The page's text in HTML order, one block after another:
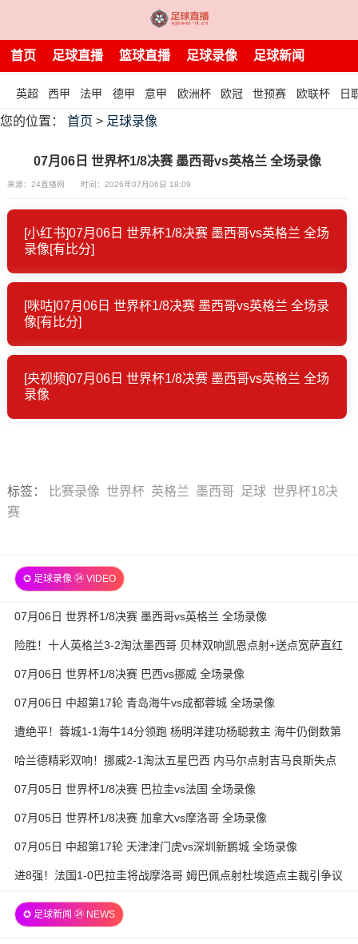
首页 足球直播 篮球直播 足球录像 足球新闻
英超 西甲 法甲 德甲 意甲 欧洲杯 欧冠 世预赛 欧联杯 日
您的位置： 首页 > 足球录像
07月06日 世界杯1/8决赛 墨西哥vs英格兰 全场录像
来源：24直播网 时间：2026年07月06日 18:09
[小红书]07月06日 世界杯1/8决赛 墨西哥vs英格兰 全场
录像[有比分]
[咪咕]07月06日 世界杯1/8决赛 墨西哥vs英格兰 全场录
像[有比分]
[央视频]07月06日 世界杯1/8决赛 墨西哥vs英格兰 全场
录像
标签 ： 比赛录像 世界杯 英格兰 墨西哥 足球 世界杯18决
赛
✪ 足球录像 ㉔ VIDEO
07月06日 世界杯1/8决赛 墨西哥vs英格兰 全场录像
险胜！十人英格兰3-2淘汰墨西哥 贝林双响凯恩点射+送点宽萨直红
07月06日 世界杯1/8决赛 巴西vs挪威 全场录像
07月06日 中超第17轮 青岛海牛vs成都蓉城 全场录像
遭绝平！蓉城1-1海牛14分领跑 杨明洋建功杨聪救主 海牛仍倒数第
哈兰德精彩双响！挪威2-1淘汰五星巴西 内马尔点射吉马良斯失点
07月05日 世界杯1/8决赛 巴拉圭vs法国 全场录像
07月05日 世界杯1/8决赛 加拿大vs摩洛哥 全场录像
07月05日 中超第17轮 天津津门虎vs深圳新鹏城 全场录像
进8强！法国1-0巴拉圭将战摩洛哥 姆巴佩点射杜埃造点主裁引争议
✪ 足球新闻 ㉔ NEWS